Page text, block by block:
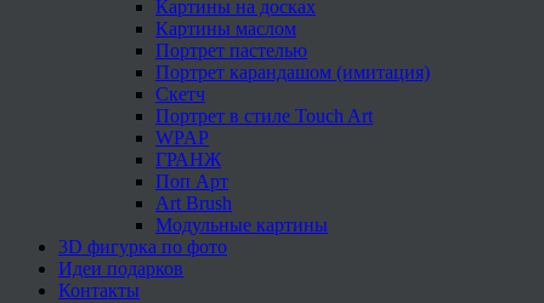
Картины на досках
Картины маслом
Портрет пастелью
Портрет карандашом (имитация)
Скетч
Портрет в стиле Touch Art
WPAP
ГРАНЖ
Поп Арт
Art Brush
Модульные картины
3D фигурка по фото
Идеи подарков
Контакты